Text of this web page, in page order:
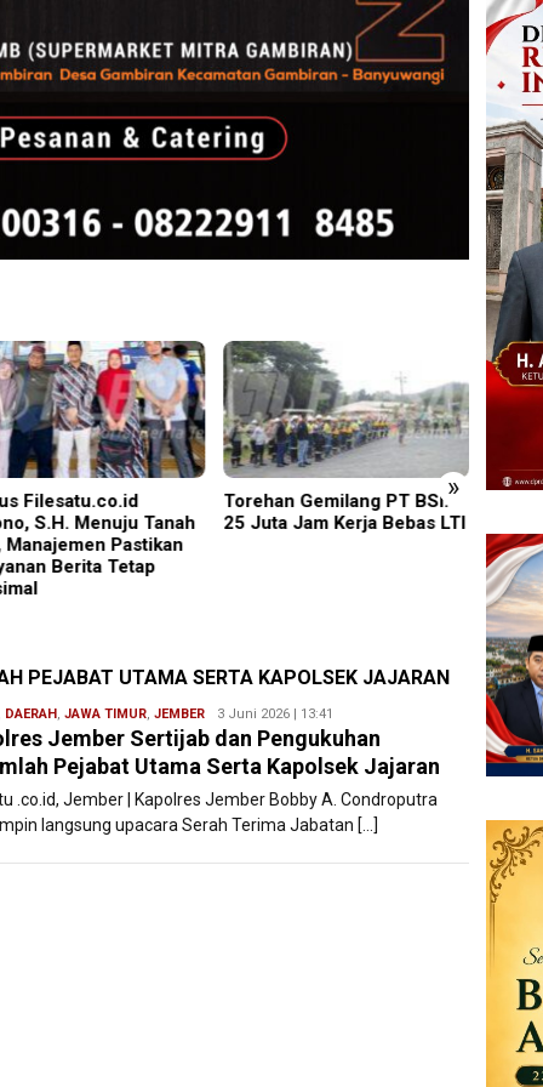
»
Gemilang PT BSI:
Jam Kerja Bebas LTI
Rudenim Pusat Tanjung
Pinang Deportasi 25 Warga
Dan
PEJABAT UTAMA SERTA KAPOLSEK JAJARAN
DAERAH , JAWA TIMUR, JEMBER Redaksi
Filesatu
3 Juni 2026 | 13:41
Jember Sertijab dan Pengukuhan
Pejabat Utama Serta Kapolsek Jajaran
.co.id, Jember | Kapolres Jember Bobby A. Condroputra
langsung upacara Serah Terima Jabatan […]